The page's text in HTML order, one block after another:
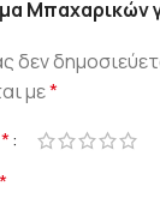
Μπαχαρικών
δεν
με*
*
*